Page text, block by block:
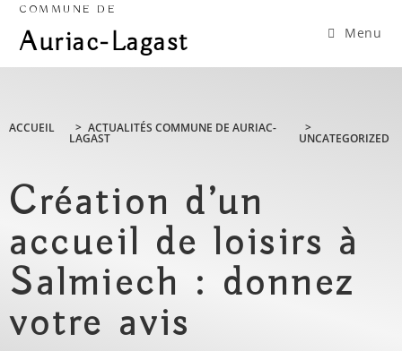
COMMUNE DE
Auriac-Lagast Menu
ACCUEIL > ACTUALITÉS COMMUNE DE AURIAC-
LAGAST
>
UNCATEGORIZED
Création d’un
accueil de loisirs à
Salmiech : donnez
votre avis